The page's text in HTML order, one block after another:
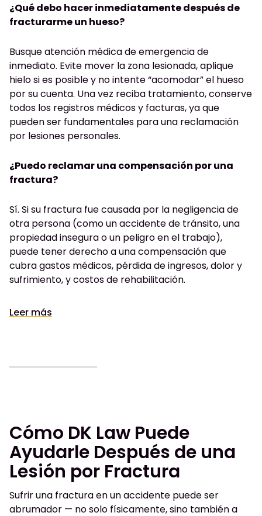
¿Qué debo hacer inmediatamente después de
fracturarme un hueso?
Busque atención médica de emergencia de
inmediato. Evite mover la zona lesionada, aplique
hielo si es posible y no intente “acomodar” el hueso
por su cuenta. Una vez reciba tratamiento, conserve
todos los registros médicos y facturas, ya que
pueden ser fundamentales para una reclamación
por lesiones personales.
¿Puedo reclamar una compensación por una
fractura?
Sí. Si su fractura fue causada por la negligencia de
otra persona (como un accidente de tránsito, una
propiedad insegura o un peligro en el trabajo),
puede tener derecho a una compensación que
cubra gastos médicos, pérdida de ingresos, dolor y
sufrimiento, y costos de rehabilitación.
Leer más
Cómo DK Law Puede
Ayudarle Después de una
Lesión por Fractura
Sufrir una fractura en un accidente puede ser
abrumador — no solo físicamente, sino también a